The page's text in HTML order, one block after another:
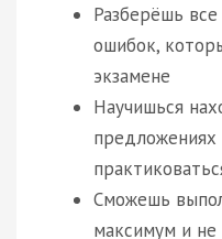
Разберёшь
ошибок,
экзамене
Научишься
Сможешь
максимум и не